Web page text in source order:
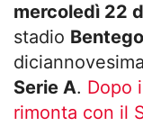
mercoledì 22
stadio
Serie A. Dopo
rimonta con il